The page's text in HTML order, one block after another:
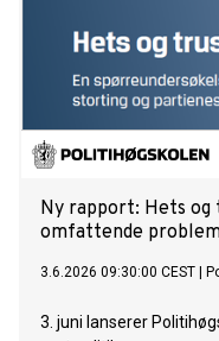
Ny rapport: Hets
omfattende
3.6.2026 09:30:00 CEST
3. juni lanserer